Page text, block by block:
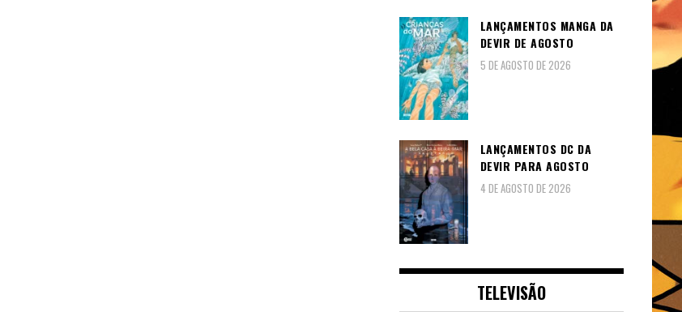
LANÇAMENTOS MANGA DA
DEVIR DE AGOSTO
5 DE AGOSTO DE 2026
LANÇAMENTOS DC DA
DEVIR PARA AGOSTO
4 DE AGOSTO DE 2026
TELEVISÃO